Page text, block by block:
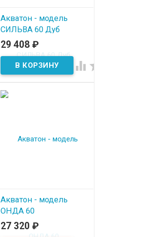
Акватон - модель
СИЛЬВА 60 Дуб
Полярный
В наличии
29 408₽
 
Акватон - модель
ОНДА 60
В наличии
27 320₽